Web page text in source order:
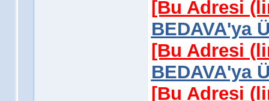
[Bu Adresi
BEDAVA'ya
[Bu Adresi
BEDAVA'ya
[Bu Adresi